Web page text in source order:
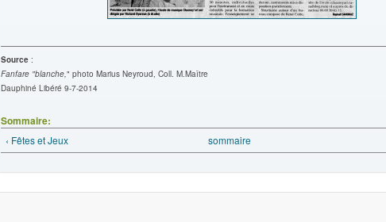
Source :
Fanfare "blanche," photo Marius Neyroud, Coll. M.Maître
Dauphiné Libéré 9-7-2014
Sommaire:
‹ Fêtes et Jeux sommaire